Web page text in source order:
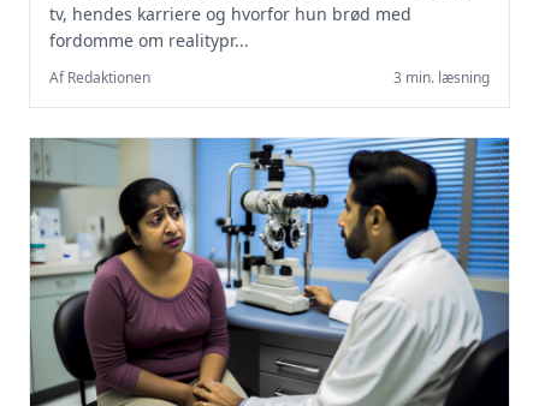
tv, hendes karriere og hvorfor hun brød med
fordomme om realitypr...
Af Redaktionen 3 min. læsning